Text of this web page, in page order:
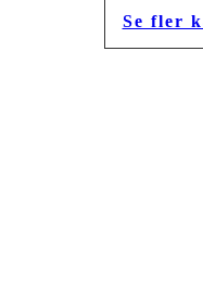
Se fler